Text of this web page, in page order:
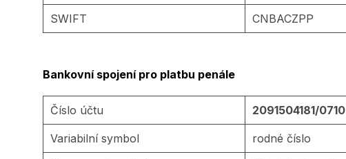
SWIFT CNBACZPP
Bankovní spojení pro platbu penále
Číslo účtu 2091504181/0710
Variabilní symbol rodné číslo